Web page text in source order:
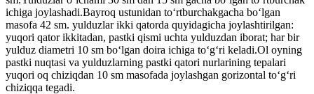
ichiga joylashadi.Bayroq ustunidan toʻrtburchakgacha boʻlgan
masofa 42 sm. yulduzlar ikki qatorda quyidagicha joylashtirilgan:
yuqori qator ikkitadan, pastki qismi uchta yulduzdan iborat; har bir
yulduz diametri 10 sm boʻlgan doira ichiga toʻgʻri keladi.Ol oyning
pastki nuqtasi va yulduzlarning pastki qatori nurlarining tepalari
yuqori oq chiziqdan 10 sm masofada joylashgan gorizontal toʻgʻri
chiziqqa tegadi.